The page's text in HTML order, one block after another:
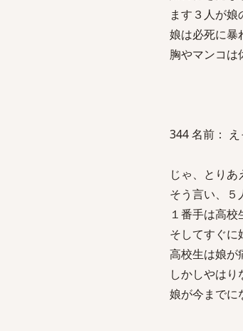
ます３人が
娘は必死に暴
胸やマンコは
344 名前：
じゃ、とりあ
そう言い、５
１番手は高
そしてすぐに
高校生は娘が
しかしやはり
娘が今までに